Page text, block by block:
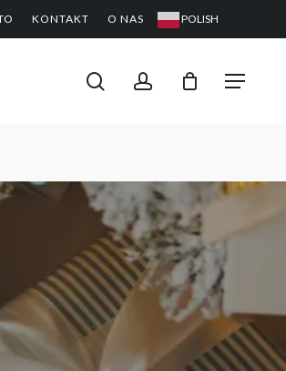
KONTAKT O NAS POLISH
Menu
searchaccount
CLOSE